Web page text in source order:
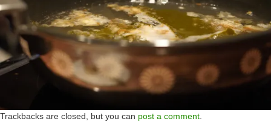
Trackbacks are closed, but you can post a comment